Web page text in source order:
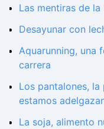
Las mentiras de
Desayunar con
Aquarunning, una
carrera
Los pantalones,
estamos
La soja, alimento